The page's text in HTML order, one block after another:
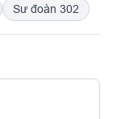
Sư đoàn 302